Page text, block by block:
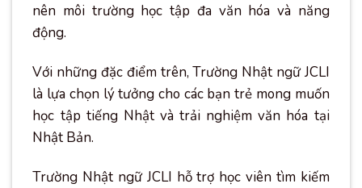
nên môi trường học tập đa văn hóa và năng
động.
Với những đặc điểm trên, Trường Nhật ngữ JCLI
là lựa chọn lý tưởng cho các bạn trẻ mong muốn
học tập tiếng Nhật và trải nghiệm văn hóa tại
Nhật Bản.
Trường Nhật ngữ JCLI hỗ trợ học viên tìm kiếm